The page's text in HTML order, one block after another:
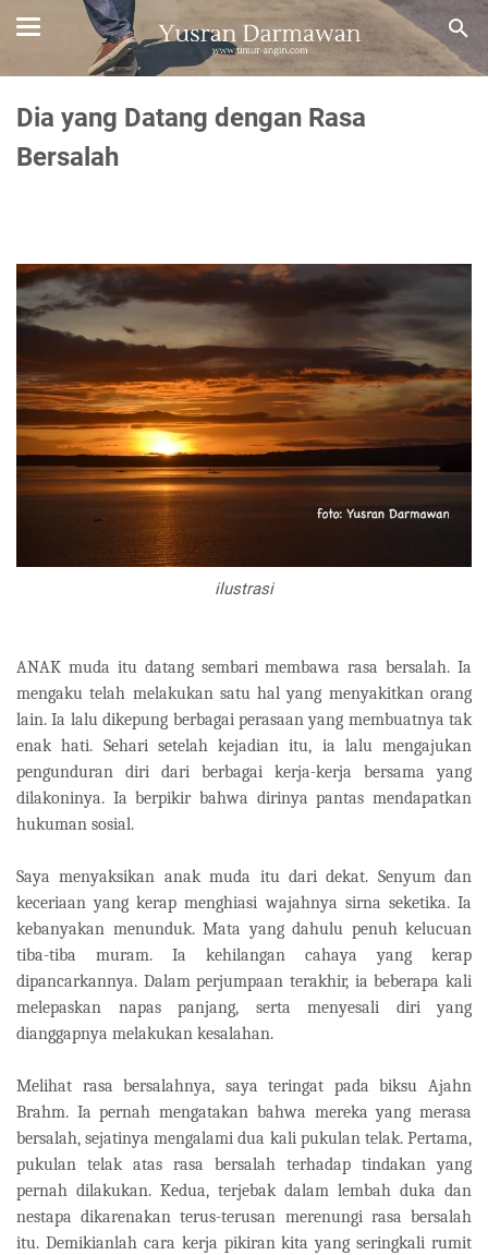
Dia yang Datang dengan Rasa
Bersalah
ilustrasi
ANAK muda itu datang sembari membawa rasa bersalah. Ia
mengaku telah melakukan satu hal yang menyakitkan orang
lain. Ia lalu dikepung berbagai perasaan yang membuatnya tak
enak hati. Sehari setelah kejadian itu, ia lalu mengajukan
pengunduran diri dari berbagai kerja-kerja bersama yang
dilakoninya. Ia berpikir bahwa dirinya pantas mendapatkan
hukuman sosial.
Saya menyaksikan anak muda itu dari dekat. Senyum dan
keceriaan yang kerap menghiasi wajahnya sirna seketika. Ia
kebanyakan menunduk. Mata yang dahulu penuh kelucuan
tiba-tiba muram. Ia kehilangan cahaya yang kerap
dipancarkannya. Dalam perjumpaan terakhir, ia beberapa kali
melepaskan napas panjang, serta menyesali diri yang
dianggapnya melakukan kesalahan.
Melihat rasa bersalahnya, saya teringat pada biksu Ajahn
Brahm. Ia pernah mengatakan bahwa mereka yang merasa
bersalah, sejatinya mengalami dua kali pukulan telak. Pertama,
pukulan telak atas rasa bersalah terhadap tindakan yang
pernah dilakukan. Kedua, terjebak dalam lembah duka dan
nestapa dikarenakan terus-terusan merenungi rasa bersalah
itu. Demikianlah cara kerja pikiran kita yang seringkali rumit